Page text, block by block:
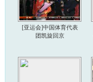
[亚运会]中国体育代表
团凯旋回京